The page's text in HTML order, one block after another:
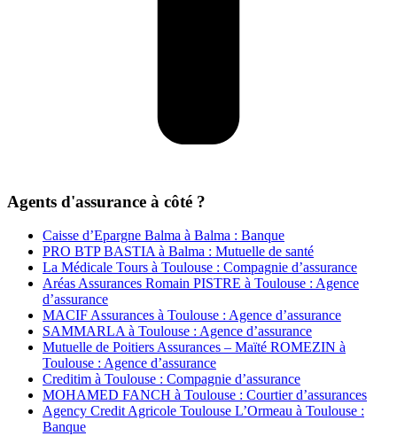
Agents d'assurance à côté ?
Caisse d’Epargne Balma à Balma : Banque
PRO BTP BASTIA à Balma : Mutuelle de santé
La Médicale Tours à Toulouse : Compagnie d’assurance
Aréas Assurances Romain PISTRE à Toulouse : Agence
d’assurance
MACIF Assurances à Toulouse : Agence d’assurance
SAMMARLA à Toulouse : Agence d’assurance
Mutuelle de Poitiers Assurances – Maïté ROMEZIN à
Toulouse : Agence d’assurance
Creditim à Toulouse : Compagnie d’assurance
MOHAMED FANCH à Toulouse : Courtier d’assurances
Agency Credit Agricole Toulouse L’Ormeau à Toulouse :
Banque